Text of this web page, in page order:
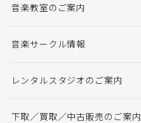
音楽教室のご案内
音楽サークル情報
レンタルスタジオのご案内
下取／買取／中古販売のご案内